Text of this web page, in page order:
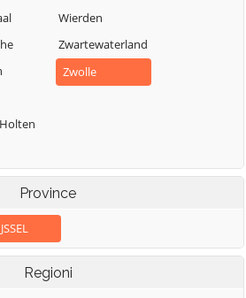
Wierden
Zwartewaterland
Zwolle
Province
Regioni